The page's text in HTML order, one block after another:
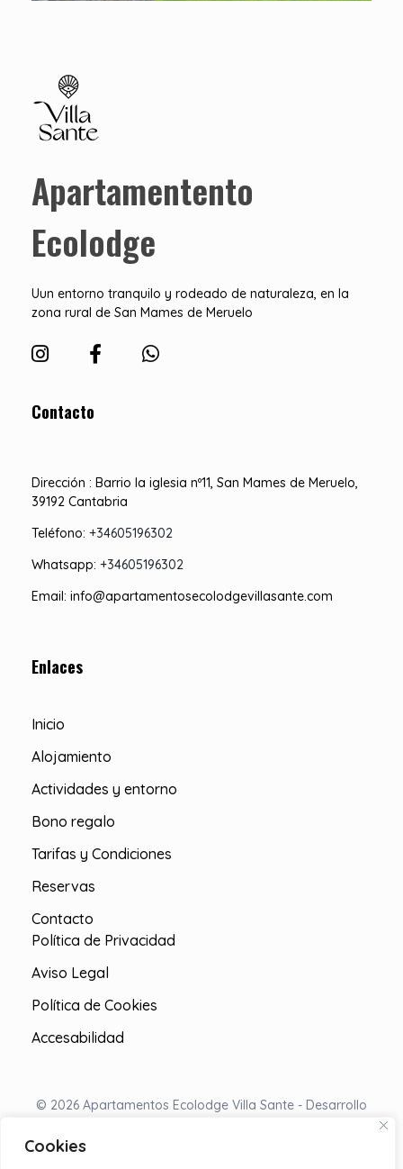
Cookies
Apartamentento
Ecolodge
Uun entorno tranquilo y rodeado de naturaleza, en la
zona rural de San Mames de Meruelo
Contacto
Dirección : Barrio la iglesia nº11, San Mames de Meruelo,
39192 Cantabria
Teléfono: +34605196302
Whatsapp: +34605196302
Email: info@apartamentosecolodgevillasante.com
Enlaces
Inicio
Alojamiento
Actividades y entorno
Bono regalo
Tarifas y Condiciones
Reservas
Contacto
Política de Privacidad
Aviso Legal
Política de Cookies
Accesabilidad
© 2026 Apartamentos Ecolodge Villa Sante - Desarrollo